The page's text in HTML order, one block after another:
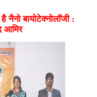
नैनो बायोटेक्नोलॉजी :
आमिर